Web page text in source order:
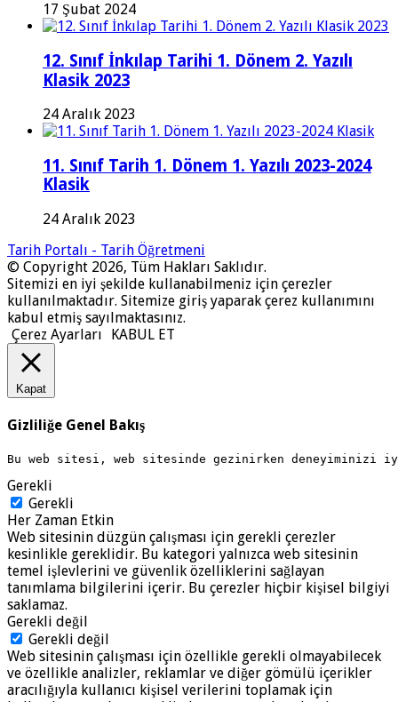
17 Şubat 2024
12. Sınıf İnkılap Tarihi 1. Dönem 2. Yazılı
Klasik 2023
24 Aralık 2023
11. Sınıf Tarih 1. Dönem 1. Yazılı 2023-2024
Klasik
24 Aralık 2023
Tarih Portalı - Tarih Öğretmeni
© Copyright 2026, Tüm Hakları Saklıdır.
Sitemizi en iyi şekilde kullanabilmeniz için çerezler
kullanılmaktadır. Sitemize giriş yaparak çerez kullanımını
kabul etmiş sayılmaktasınız.
Çerez Ayarları
KABUL ET
Kapat
Gizliliğe Genel Bakış
Bu web sitesi, web sitesinde gezinirken deneyiminizi
Gerekli
Gerekli
Her Zaman Etkin
Web sitesinin düzgün çalışması için gerekli çerezler
kesinlikle gereklidir. Bu kategori yalnızca web sitesinin
temel işlevlerini ve güvenlik özelliklerini sağlayan
tanımlama bilgilerini içerir. Bu çerezler hiçbir kişisel bilgiyi
saklamaz.
Gerekli değil
Gerekli değil
Web sitesinin çalışması için özellikle gerekli olmayabilecek
ve özellikle analizler, reklamlar ve diğer gömülü içerikler
aracılığıyla kullanıcı kişisel verilerini toplamak için